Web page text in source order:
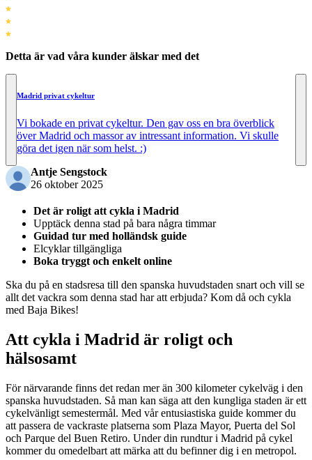
Detta är vad våra kunder älskar med det
Madrid privat cykeltur
Vi bokade en privat cykeltur. Den gav oss en bra överblick
över Madrid och massor av intressant information. Vi skulle
göra det igen när som helst. :)
Antje Sengstock
26 oktober 2025
Det är roligt att cykla i Madrid
Upptäck denna stad på bara några timmar
Guidad tur med holländsk guide
Elcyklar tillgängliga
Boka tryggt och enkelt online
Ska du på en stadsresa till den spanska huvudstaden snart och vill se
allt det vackra som denna stad har att erbjuda? Kom då och cykla
med Baja Bikes!
Att cykla i Madrid är roligt och
hälsosamt
För närvarande finns det redan mer än 300 kilometer cykelväg i den
spanska huvudstaden. Så man kan säga att den kungliga staden är ett
cykelvänligt semestermål. Med vår entusiastiska guide kommer du
att passera de vackraste platserna som Plaza Mayor, Puerta del Sol
och Parque del Buen Retiro. Under din rundtur i Madrid på cykel
kommer du omedelbart att märka att du befinner dig i en metropol.